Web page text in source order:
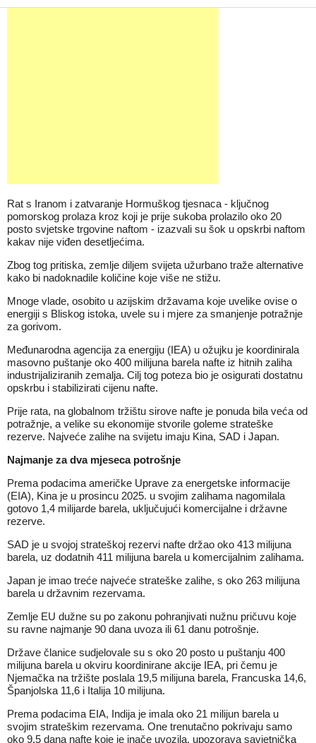
Rat s Iranom i zatvaranje Hormuškog tjesnaca - ključnog
pomorskog prolaza kroz koji je prije sukoba prolazilo oko 20
posto svjetske trgovine naftom - izazvali su šok u opskrbi naftom
kakav nije viđen desetljećima.
Zbog tog pritiska, zemlje diljem svijeta užurbano traže alternative
kako bi nadoknadile količine koje više ne stižu.
Mnoge vlade, osobito u azijskim državama koje uvelike ovise o
energiji s Bliskog istoka, uvele su i mjere za smanjenje potražnje
za gorivom.
Međunarodna agencija za energiju (IEA) u ožujku je koordinirala
masovno puštanje oko 400 milijuna barela nafte iz hitnih zaliha
industrijaliziranih zemalja. Cilj tog poteza bio je osigurati dostatnu
opskrbu i stabilizirati cijenu nafte.
Prije rata, na globalnom tržištu sirove nafte je ponuda bila veća od
potražnje, a velike su ekonomije stvorile goleme strateške
rezerve. Najveće zalihe na svijetu imaju Kina, SAD i Japan.
Najmanje za dva mjeseca potrošnje
Prema podacima američke Uprave za energetske informacije
(EIA), Kina je u prosincu 2025. u svojim zalihama nagomilala
gotovo 1,4 milijarde barela, uključujući komercijalne i državne
rezerve.
SAD je u svojoj strateškoj rezervi nafte držao oko 413 milijuna
barela, uz dodatnih 411 milijuna barela u komercijalnim zalihama.
Japan je imao treće najveće strateške zalihe, s oko 263 milijuna
barela u državnim rezervama.
Zemlje EU dužne su po zakonu pohranjivati nužnu pričuvu koje
su ravne najmanje 90 dana uvoza ili 61 danu potrošnje.
Države članice sudjelovale su s oko 20 posto u puštanju 400
milijuna barela u okviru koordinirane akcije IEA, pri čemu je
Njemačka na tržište poslala 19,5 milijuna barela, Francuska 14,6,
Španjolska 11,6 i Italija 10 milijuna.
Prema podacima EIA, Indija je imala oko 21 milijun barela u
svojim strateškim rezervama. One trenutačno pokrivaju samo
oko 9,5 dana nafte koje je inače uvozila, upozorava savjetnička